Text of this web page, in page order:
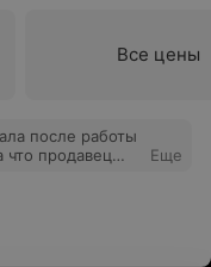
Все цены
после работы
что продавец
клиентов и их
учреждениях.
в больнице
Еще